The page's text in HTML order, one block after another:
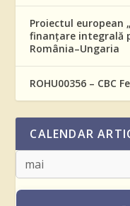
Proiectul european
finanțare integrală
România–Ungaria
ROHU00356 – CBC
CALENDAR